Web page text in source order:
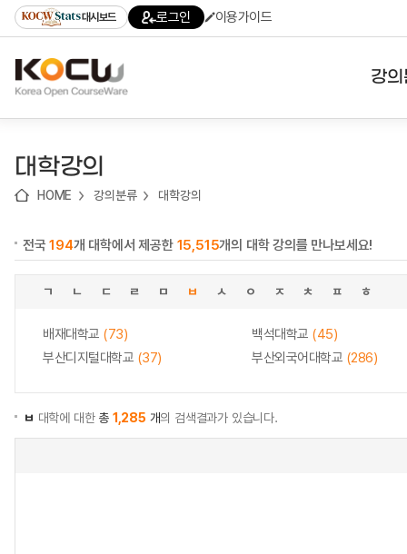
기
기
기
content)
가
대시보드 로그인 이용가이드
강
대학강의
HOME 강의분류 대학강의
전국194개 대학에서 제공한 15,515개의 대학 강의를 만나보세요!
ㄱ ㄴ ㄷ ㄹ ㅁ ㅂ ㅅ ㅇ ㅈ ㅊ ㅍ ㅎ
배재대학교 (73) 백석대학교 (45)
부산디지털대학교 (37) 부산외국어대학교 (286)
ㅂ 대학에 대한총 1,285 개의 검색결과가 있습니다.